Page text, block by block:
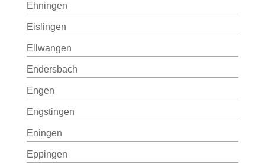
Ehningen
Eislingen
Ellwangen
Endersbach
Engen
Engstingen
Eningen
Eppingen